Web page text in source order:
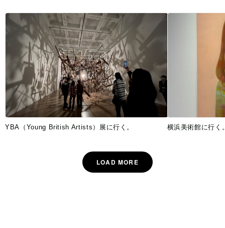
YBA（Young British Artists）展に行く。 横浜美術館に行く